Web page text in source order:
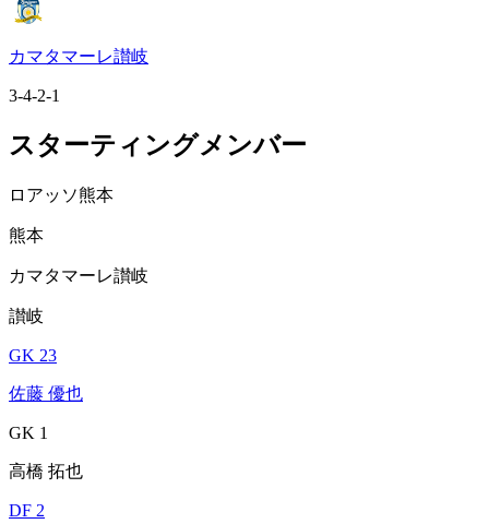
カマタマーレ讃岐
3-4-2-1
スターティングメンバー
ロアッソ熊本
熊本
カマタマーレ讃岐
讃岐
GK 23
佐藤 優也
GK 1
高橋 拓也
DF 2